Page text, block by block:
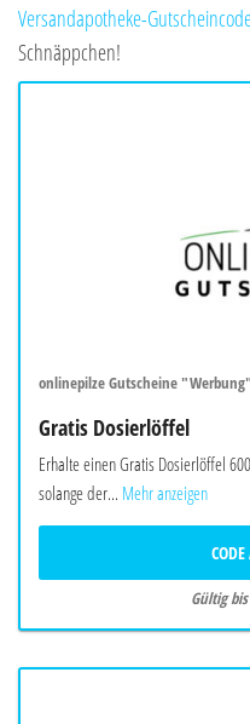
Versandapotheke-
Schnäppchen!
onlinepilze Gutscheine "Werbung"
Gratis Dosierlöffel
Erhalte einen Gratis Dosierlöffel
solange der... Mehr anzeigen
Gültig